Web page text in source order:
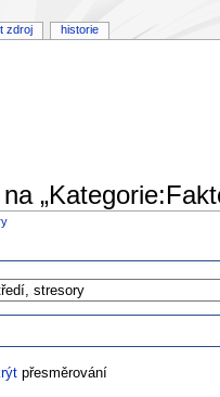
přesměrování
zdroj historie